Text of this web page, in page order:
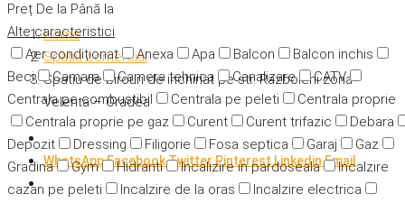
Preț De la Până la
Alte caracteristici
Aer condiționat
Anexa Apa Balcon
Balcon inchis
Beci
Camara Camera tehnica Canalizare
CATV
Centrala pe combustibil
Centrala pe peleti
Centrala proprie
Centrala proprie pe gaz
Curent Curent trifazic
Debara
Depozit
Dressing Filigorie Fosa septica Garaj
Gaz
Gradina
Gym Hidranti Incalizire in pardoseala
Incalzire
cazan pe peleti
Incalzire de la oras
Incalzire electrica
Home
Spatiu comercial
Spatiu de birouri de inchiriat pe str. Razboieni zona
Velenta – Oradea
WhatsAppFacebookTwitter Pinterest LinkedinEmail